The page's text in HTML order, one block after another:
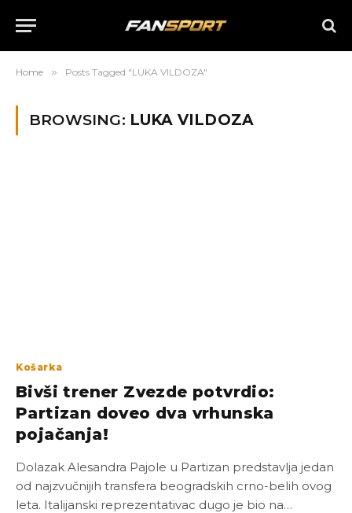
Home » Posts Tagged "LUKA VILDOZA"
BROWSING: LUKA VILDOZA
Košarka
Bivši trener Zvezde potvrdio:
Partizan doveo dva vrhunska
pojačanja!
Dolazak Alesandra Pajole u Partizan predstavlja jedan
od najzvučnijih transfera beogradskih crno-belih ovog
leta. Italijanski reprezentativac dugo je bio na…